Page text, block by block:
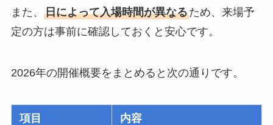
また、 日によって入場時間が異なるため、来場予
定の方は事前に確認しておくと安心です。
2026年の開催概要をまとめると次の通りです。
項目 内容